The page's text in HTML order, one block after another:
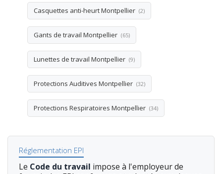
Casquettes anti-heurt Montpellier (2)
Gants de travail Montpellier (65)
Lunettes de travail Montpellier (9)
Protections Auditives Montpellier (32)
Protections Respiratoires Montpellier (34)
Réglementation EPI
Le Code du travail impose à l'employeur de